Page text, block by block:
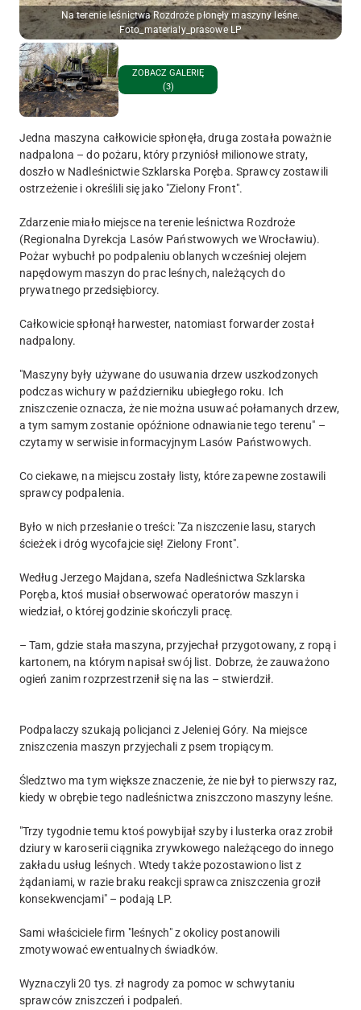
Na terenie leśnictwa Rozdroże płonęły maszyny leśne.
Foto_materialy_prasowe LP
ZOBACZ GALERIĘ
(3)
Jedna maszyna całkowicie spłonęła, druga została poważnie
nadpalona – do pożaru, który przyniósł milionowe straty,
doszło w Nadleśnictwie Szklarska Poręba. Sprawcy zostawili
ostrzeżenie i określili się jako "Zielony Front".
Zdarzenie miało miejsce na terenie leśnictwa Rozdroże
(Regionalna Dyrekcja Lasów Państwowych we Wrocławiu).
Pożar wybuchł po podpaleniu oblanych wcześniej olejem
napędowym maszyn do prac leśnych, należących do
prywatnego przedsiębiorcy.
Całkowicie spłonął harwester, natomiast forwarder został
nadpalony.
"Maszyny były używane do usuwania drzew uszkodzonych
podczas wichury w październiku ubiegłego roku. Ich
zniszczenie oznacza, że nie można usuwać połamanych drzew,
a tym samym zostanie opóźnione odnawianie tego terenu" –
czytamy w serwisie informacyjnym Lasów Państwowych.
Co ciekawe, na miejscu zostały listy, które zapewne zostawili
sprawcy podpalenia.
Było w nich przesłanie o treści: "Za niszczenie lasu, starych
ścieżek i dróg wycofajcie się! Zielony Front".
Według Jerzego Majdana, szefa Nadleśnictwa Szklarska
Poręba, ktoś musiał obserwować operatorów maszyn i
wiedział, o której godzinie skończyli pracę.
– Tam, gdzie stała maszyna, przyjechał przygotowany, z ropą i
kartonem, na którym napisał swój list. Dobrze, że zauważono
ogień zanim rozprzestrzenił się na las – stwierdził.
Podpalaczy szukają policjanci z Jeleniej Góry. Na miejsce
zniszczenia maszyn przyjechali z psem tropiącym.
Śledztwo ma tym większe znaczenie, że nie był to pierwszy raz,
kiedy w obrębie tego nadleśnictwa zniszczono maszyny leśne.
"Trzy tygodnie temu ktoś powybijał szyby i lusterka oraz zrobił
dziury w karoserii ciągnika zrywkowego należącego do innego
zakładu usług leśnych. Wtedy także pozostawiono list z
żądaniami, w razie braku reakcji sprawca zniszczenia groził
konsekwencjami" – podają LP.
Sami właściciele firm "leśnych" z okolicy postanowili
zmotywować ewentualnych świadków.
Wyznaczyli 20 tys. zł nagrody za pomoc w schwytaniu
sprawców zniszczeń i podpaleń.